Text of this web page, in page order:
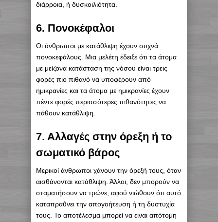
διάρροια, ή δυσκοιλιότητα.
6. Πονοκέφαλοι
Οι άνθρωποι με κατάθλιψη έχουν συχνά
πονοκεφάλους. Μια μελέτη έδειξε ότι τα άτομα
με μείζονα κατάσταση της νόσου είναι τρεις
φορές πιο πιθανό να υποφέρουν από
ημικρανίες και τα άτομα με ημικρανίες έχουν
πέντε φορές περισσότερες πιθανότητες να
πάθουν κατάθλιψη.
7. Αλλαγές στην όρεξη ή το
σωματικό βάρος
Μερικοί άνθρωποι χάνουν την όρεξή τους, όταν
αισθάνονται κατάθλιψη. Άλλοι, δεν μπορούν να
σταματήσουν να τρώνε, αφού νιώθουν ότι αυτό
καταπραΰνει την απογοήτευση ή τη δυστυχία
τους. Το αποτέλεσμα μπορεί να είναι απότομη